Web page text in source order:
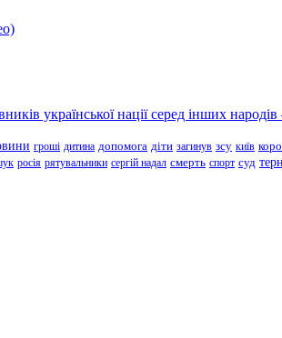
української нації серед інших
гроші дитина допомога діти загинув зсу київ
росія рятувальники сергій надал смерть спорт суд